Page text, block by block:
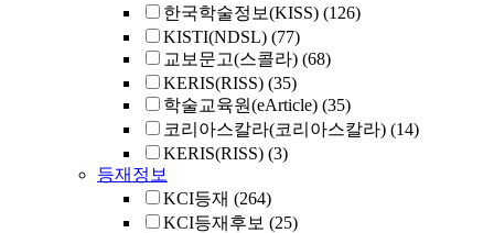
한국학술정보(KISS) (126)
KISTI(NDSL) (77)
교보문고(스콜라) (68)
KERIS(RISS) (35)
학술교육원(eArticle) (35)
코리아스칼라(코리아스칼라) (14)
KERIS(RISS) (3)
등재정보
KCI등재 (264)
KCI등재후보 (25)